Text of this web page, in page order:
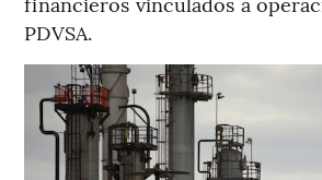
PDVSA.